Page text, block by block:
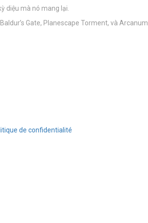
diệu mà nó mang lại.
Gate, Planescape Torment, và Arcanum.
de confidentialité